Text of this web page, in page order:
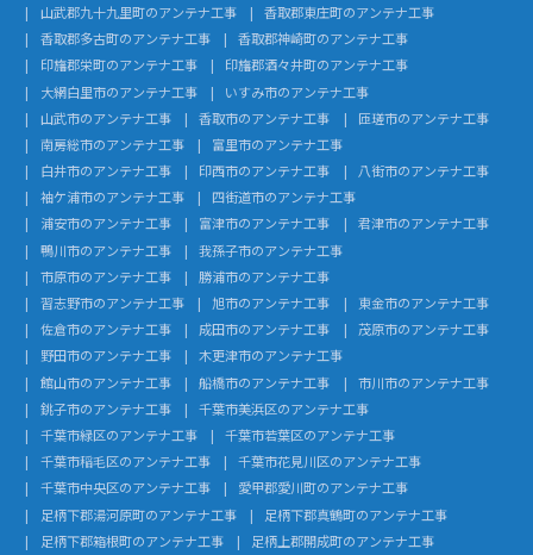
山武郡九十九里町のアンテナ工事
香取郡東庄町のアンテナ工事
香取郡多古町のアンテナ工事
香取郡神崎町のアンテナ工事
印旛郡栄町のアンテナ工事
印旛郡酒々井町のアンテナ工事
大網白里市のアンテナ工事
いすみ市のアンテナ工事
山武市のアンテナ工事
香取市のアンテナ工事
匝瑳市のアンテナ工事
南房総市のアンテナ工事
富里市のアンテナ工事
白井市のアンテナ工事
印西市のアンテナ工事
八街市のアンテナ工事
袖ケ浦市のアンテナ工事
四街道市のアンテナ工事
浦安市のアンテナ工事
富津市のアンテナ工事
君津市のアンテナ工事
鴨川市のアンテナ工事
我孫子市のアンテナ工事
市原市のアンテナ工事
勝浦市のアンテナ工事
習志野市のアンテナ工事
旭市のアンテナ工事
東金市のアンテナ工事
佐倉市のアンテナ工事
成田市のアンテナ工事
茂原市のアンテナ工事
野田市のアンテナ工事
木更津市のアンテナ工事
館山市のアンテナ工事
船橋市のアンテナ工事
市川市のアンテナ工事
銚子市のアンテナ工事
千葉市美浜区のアンテナ工事
千葉市緑区のアンテナ工事
千葉市若葉区のアンテナ工事
千葉市稲毛区のアンテナ工事
千葉市花見川区のアンテナ工事
千葉市中央区のアンテナ工事
愛甲郡愛川町のアンテナ工事
足柄下郡湯河原町のアンテナ工事
足柄下郡真鶴町のアンテナ工事
足柄下郡箱根町のアンテナ工事
足柄上郡開成町のアンテナ工事